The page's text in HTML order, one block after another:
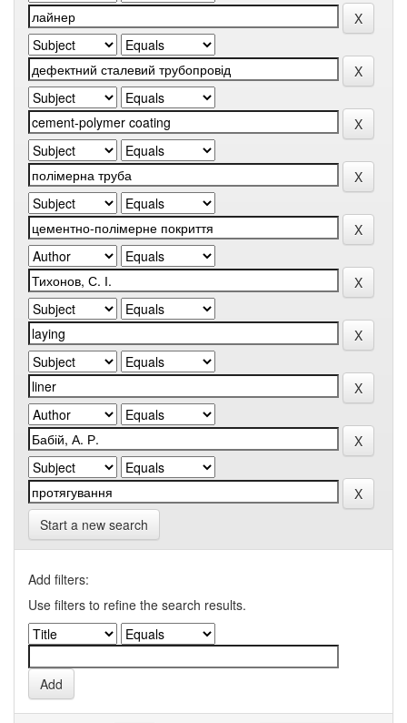
Start a new search
Add filters:
Use filters to refine the search results.